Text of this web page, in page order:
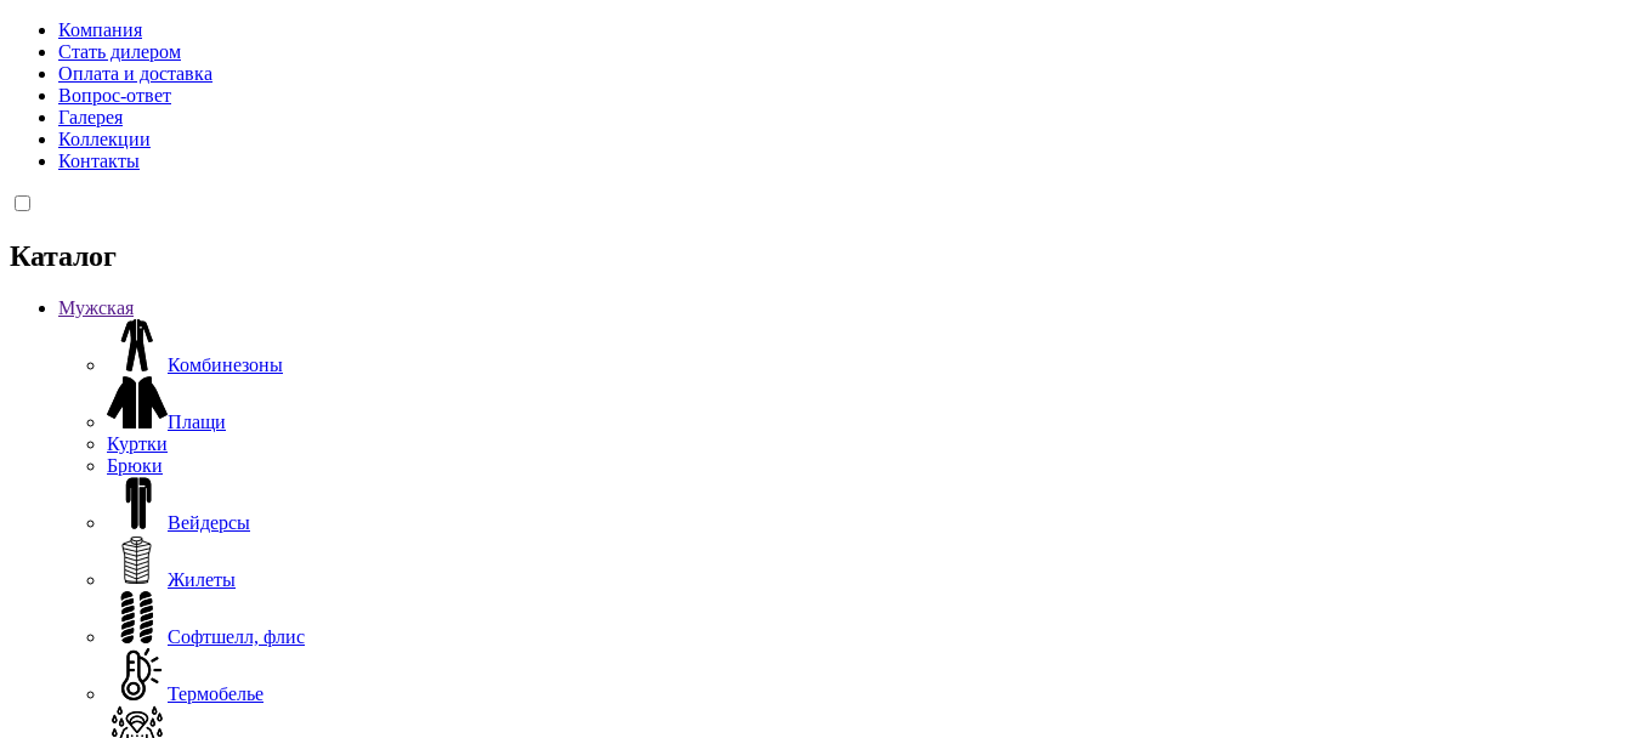
Компания
Стать дилером
Оплата и доставка
Вопрос-ответ
Галерея
Коллекции
Контакты
Каталог
Мужская
Комбинезоны
Плащи
Куртки
Брюки
Вейдерсы
Жилеты
Софтшелл, флис
Термобелье